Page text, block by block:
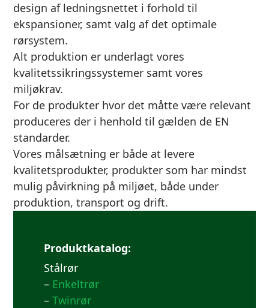
design af ledningsnettet i forhold til
ekspansioner, samt valg af det optimale
rørsystem.
Alt produktion er underlagt vores
kvalitetssikringssystemer samt vores
miljøkrav.
For de produkter hvor det måtte være relevant
produceres der i henhold til gælden de EN
standarder.
Vores målsætning er både at levere
kvalitetsprodukter, produkter som har mindst
mulig påvirkning på miljøet, både under
produktion, transport og drift.
Produktkatalog:
Stålrør
– Enkeltrør
– Twinrør